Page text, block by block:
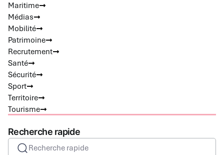
Maritime
Médias
Mobilité
Patrimoine
Recrutement
Santé
Sécurité
Sport
Territoire
Tourisme
Recherche rapide
Recherche rapide